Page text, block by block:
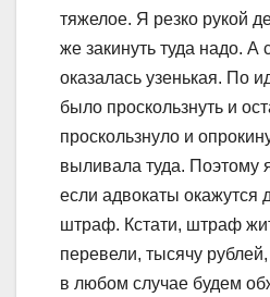
тяжелое. Я резко рукой
же закинуть туда надо. А
оказалась узенькая. По
было проскользнуть и
проскользнуло и
выливала туда. Поэтому
если адвокаты окажутся
штраф. Кстати, штраф
перевели, тысячу
в любом случае будем